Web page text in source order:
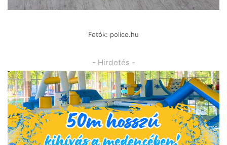
Fotók: police.hu
- Hirdetés -